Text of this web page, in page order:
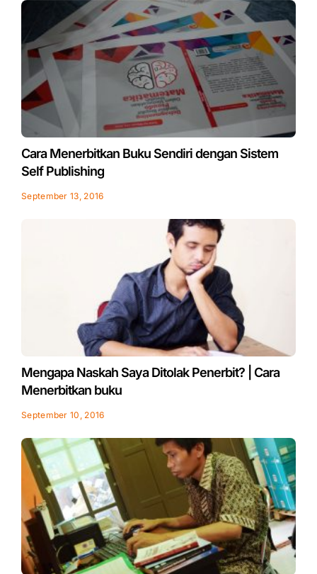
Cara Menerbitkan Buku Sendiri dengan Sistem
Self Publishing
September 13, 2016
Mengapa Naskah Saya Ditolak Penerbit? | Cara
Menerbitkan buku
September 10, 2016
Page
Page
Page
PagePage Page